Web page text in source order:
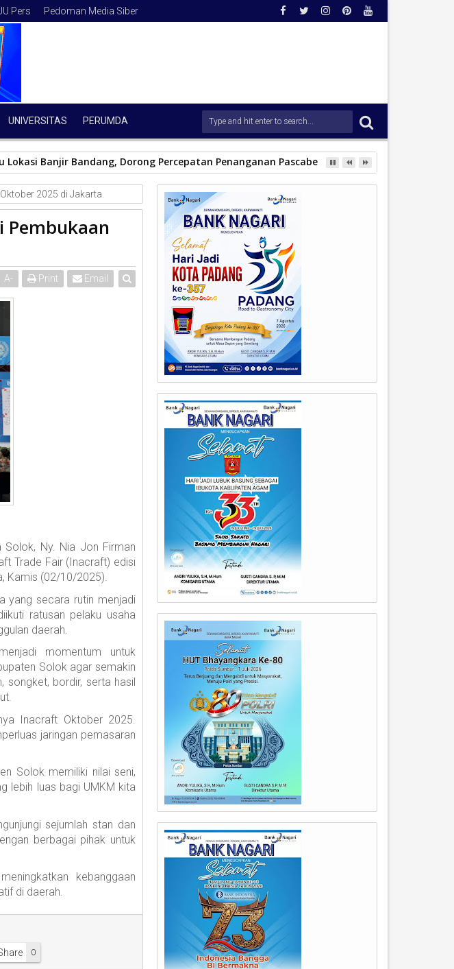
Pers Pedoman Media Siber
UNIVERSITAS PERUMDA
Banjir Bandang, Dorong Percepatan Penanganan Pascabencana.
2025 di Jakarta.
Pembukaan
A- Print Email
Solok, Ny. Nia Jon Firman
Trade Fair (Inacraft) edisi
Kamis (02/10/2025).
yang secara rutin menjadi
ratusan pelaku usaha
daerah.
momentum untuk
Solok agar semakin
songket, bordir, serta hasil
Inacraft Oktober 2025.
jaringan pemasaran
Solok memiliki nilai seni,
lebih luas bagi UMKM kita
sejumlah stan dan
berbagai pihak untuk
kebanggaan
di daerah.
0